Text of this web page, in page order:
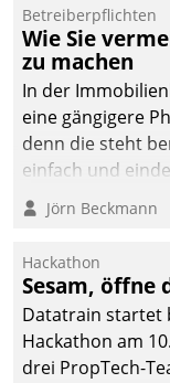
Dialogführung
dem externen
Serviceteam,
Mietenden
effizienter zu
Betreiberpflichten
Wie Sie
zu machen
In der
eine gängigere
denn die steht
einfach und
Verantwortung
Jörn Beckmann
Hackathon
Sesam, öffne
Datatrain startet
Hackathon am
drei PropTech-